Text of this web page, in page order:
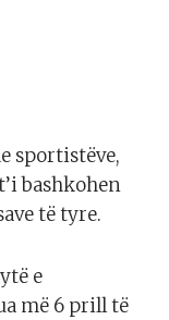
sportistëve,
bashkohen
të tyre.
e
më 6 prill të